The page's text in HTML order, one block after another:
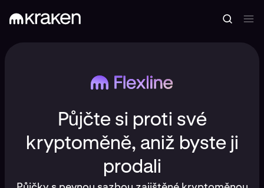
Půjčte si proti své
kryptoměně, aniž byste ji
prodali